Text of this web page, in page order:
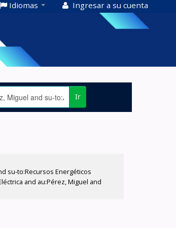
Idiomas Ingresar a su cuenta
Ir
su-to:Recursos Energéticos
and au:Pérez, Miguel and